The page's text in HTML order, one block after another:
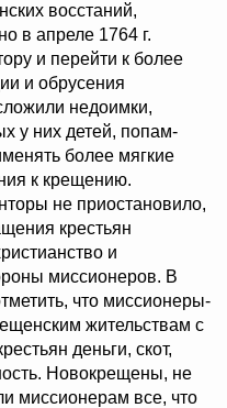
восстаний,
в апреле 1764 г.
и перейти к более
и обрусения
недоимки,
у них детей, попам-
более мягкие
к крещению.
не приостановило,
крестьян
и
миссионеров. В
что миссионеры-
жительствам с
деньги, скот,
Новокрещены, не
миссионерам все, что